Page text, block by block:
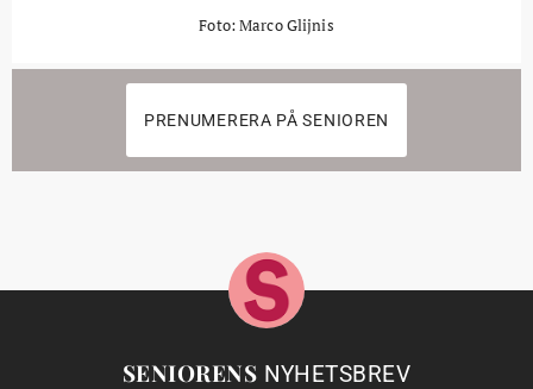
Foto: Marco Glijnis
PRENUMERERA PÅ SENIOREN
SENIORENS NYHETSBREV